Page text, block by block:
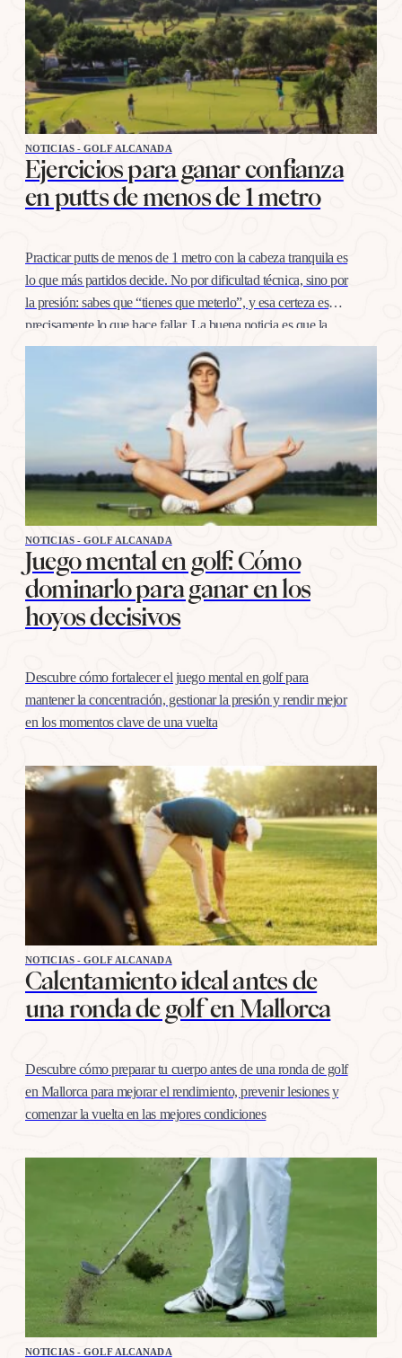
NOTICIAS - GOLF ALCANADA
Ejercicios para ganar confianza
en putts de menos de 1 metro
Practicar putts de menos de 1 metro con la cabeza tranquila es
lo que más partidos decide. No por dificultad técnica, sino por
la presión: sabes que “tienes que meterlo”, y esa certeza es
precisamente lo que hace fallar. La buena noticia es que la
confianza en esta distancia se entrena igual que cualquier
NOTICIAS - GOLF ALCANADA
Juego mental en golf: Cómo
dominarlo para ganar en los
hoyos decisivos
Descubre cómo fortalecer el juego mental en golf para
mantener la concentración, gestionar la presión y rendir mejor
en los momentos clave de una vuelta
NOTICIAS - GOLF ALCANADA
Calentamiento ideal antes de
una ronda de golf en Mallorca
Descubre cómo preparar tu cuerpo antes de una ronda de golf
en Mallorca para mejorar el rendimiento, prevenir lesiones y
comenzar la vuelta en las mejores condiciones
NOTICIAS - GOLF ALCANADA